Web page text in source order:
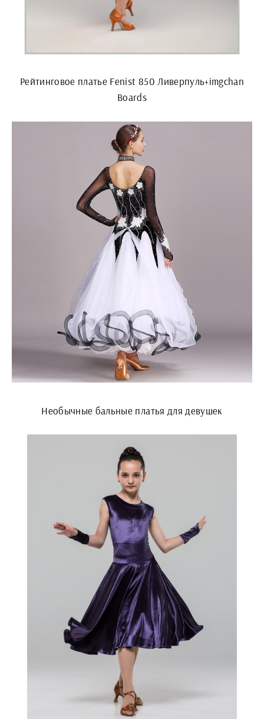
Рейтинговое платье Fenist 850 Ливерпуль+imgchan
Boards
Необычные бальные платья для девушек